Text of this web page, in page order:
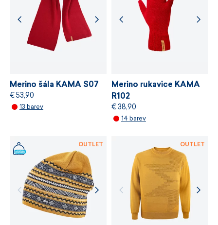
chemických látek, odpovědné využívání zdrojů
a řízení výrobních procesů.
VÍCE INFORMACÍ
Merino šála KAMA S07
€ 53,90
13 barev
Merino rukavice KAMA
R102
€ 38,90
14 barev
OUTLET OUTLET